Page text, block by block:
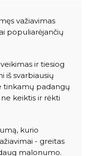
važiavimas
populiarėjančių
ir tiesiog
iš svarbiausių
tinkamų padangų
keiktis ir rėkti
kurio
- greitas
malonumo.